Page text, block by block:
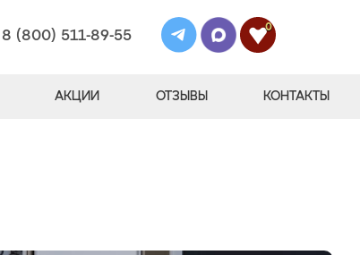
8 (800) 511-89-55
0
АКЦИИ ОТЗЫВЫ КОНТАКТЫ